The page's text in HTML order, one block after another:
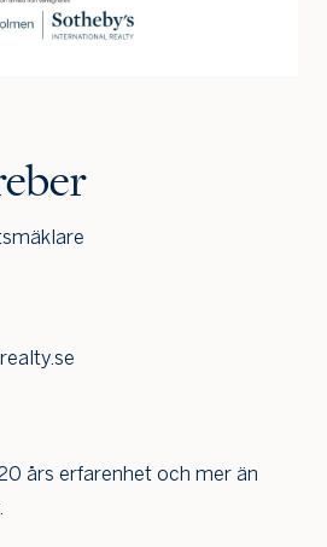
års erfarenhet och mer än